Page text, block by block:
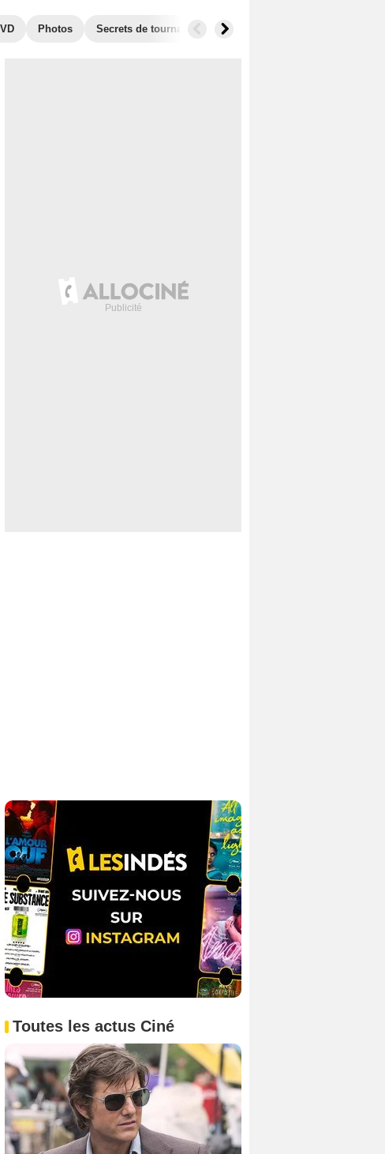
Photos Secrets de tournage Récompenses
Toutes les actus Ciné